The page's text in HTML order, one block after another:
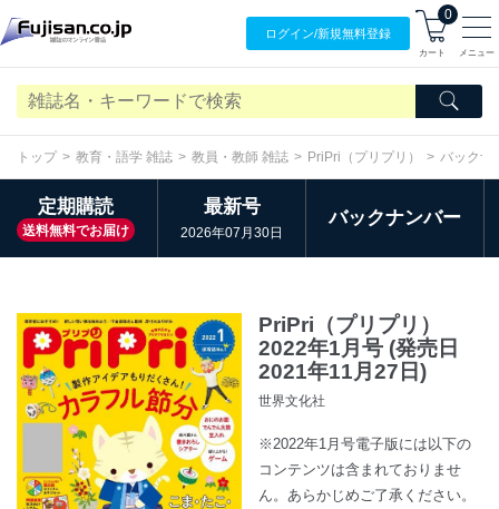
ログイン/新規無料登録
0
カート メニュー
トップ 教育・語学 雑誌 教員・教師 雑誌 PriPri（プリプリ） バックナ
定期購読
送料無料でお届け
最新号
2026年07月30日
バックナンバー
PriPri（プリプリ）
2022年1月号 (発売日
2021年11月27日)
世界文化社
※2022年1月号電子版には以下の
コンテンツは含まれておりませ
ん。あらかじめご了承ください。